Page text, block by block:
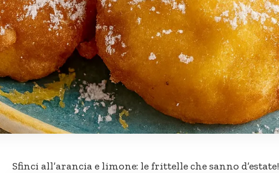
Sfinci all’arancia e limone: le frittelle che sanno d’estate!